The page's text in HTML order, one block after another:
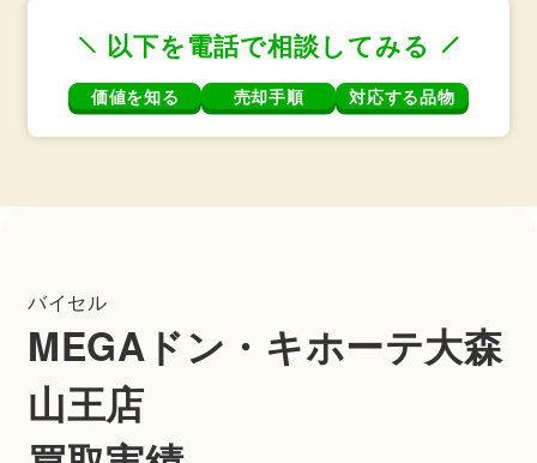
以下を電話で相談してみる
価値を知る 売却手順 対応する品物
バイセル
MEGAドン・キホーテ大森
山王店